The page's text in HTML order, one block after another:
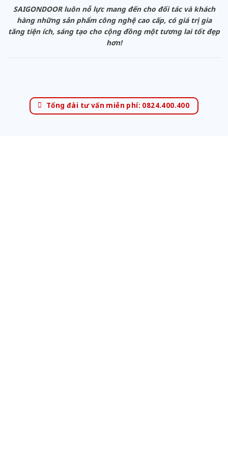
SAIGONDOOR luôn nỗ lực mang đến cho đối tác và khách
hàng những sản phẩm công nghệ cao cấp, có giá trị gia
tăng tiện ích, sáng tạo cho cộng đồng một tương lai tốt đẹp
hơn!
Tổng đài tư vấn miễn phí: 0824.400.400